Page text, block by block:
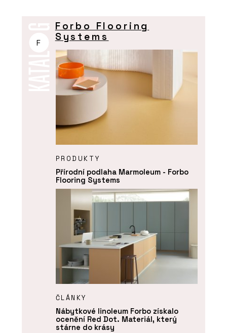
F
Forbo Flooring
Systems
PRODUKTY
Přírodní podlaha Marmoleum - Forbo
Flooring Systems
ČLÁNKY
Nábytkové linoleum Forbo získalo
ocenění Red Dot. Materiál, který
stárne do krásy